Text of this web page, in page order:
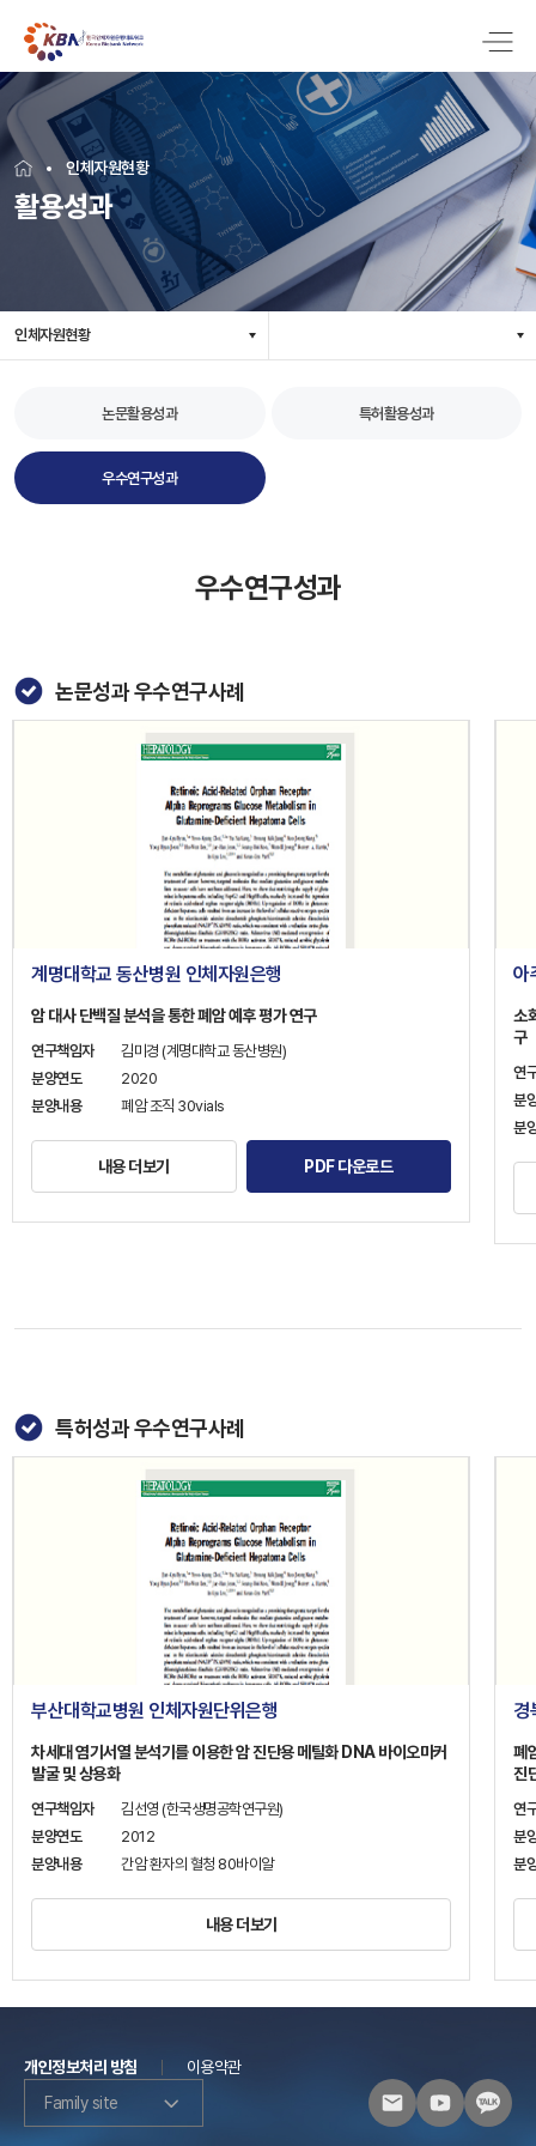
인체자원현황
활용성과
인체자원현황
논문활용성과 특허활용성과
우수연구성과
우수연구성과
논문성과 우수연구사례
계명대학교 동산병원 인체자원은행
암 대사 단백질 분석을 통한 폐암 예후 평가 연구
연구책임자
김미경 (계명대학교 동산병원)
분양연도
2020
분양내용
폐암 조직 30vials
내용 더보기 PDF 다운로드
아
소
구
연
분
분
특허성과 우수연구사례
부산대학교병원 인체자원단위은행
차세대 염기서열 분석기를 이용한 암 진단용 메틸화 DNA 바이오마커
발굴 및 상용화
연구책임자
김선영 (한국생명공학연구원)
분양연도
2012
분양내용
간암 환자의 혈청 80바이알
내용 더보기
경
폐
진
연
분
분
개인정보처리 방침
이용약관
Family site